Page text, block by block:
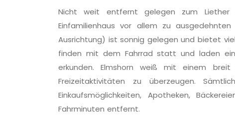
Nicht weit entfernt gelegen zum
Einfamilienhaus vor allem zu
Ausrichtung) ist sonnig gelegen und bietet
finden mit dem Fahrrad statt und laden
erkunden. Elmshorn weiß mit einem
Freizeitaktivitäten zu überzeugen.
Einkaufsmöglichke­iten, Apotheken,
Fahrminuten entfernt.